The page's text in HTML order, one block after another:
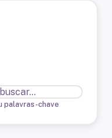
palavras-chave